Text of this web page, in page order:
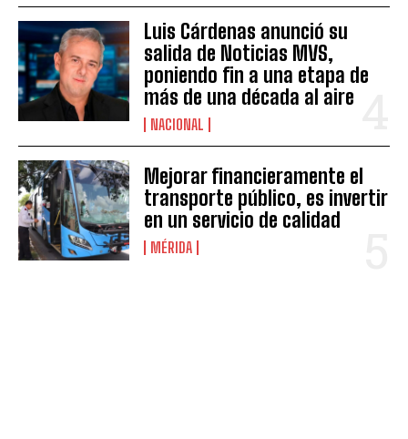
Luis Cárdenas anunció su
salida de Noticias MVS,
poniendo fin a una etapa de
más de una década al aire
NACIONAL
Mejorar financieramente el
transporte público, es invertir
en un servicio de calidad
MÉRIDA